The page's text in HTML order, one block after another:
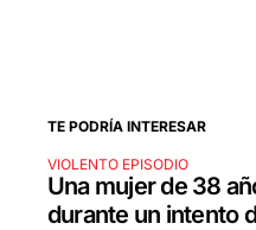
TE PODRÍA INTERESAR
VIOLENTO EPISODIO
Una mujer de 38
durante un intento